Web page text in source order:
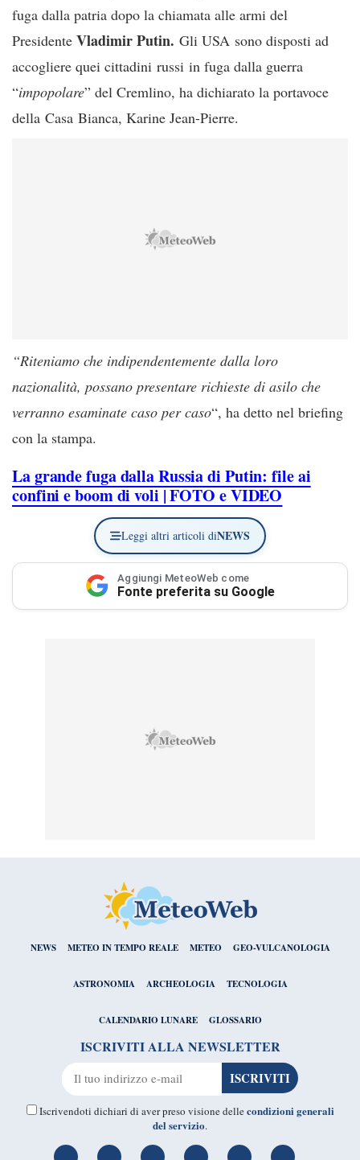
fuga dalla patria dopo la chiamata alle armi del
Presidente Vladimir Putin. Gli USA sono disposti ad
accogliere quei cittadini russi in fuga dalla guerra
“impopolare” del Cremlino, ha dichiarato la portavoce
della Casa Bianca, Karine Jean-Pierre.
“Riteniamo che indipendentemente dalla loro
nazionalità, possano presentare richieste di asilo che
verranno esaminate caso per caso“, ha detto nel briefing
con la stampa.
La grande fuga dalla Russia di Putin: file ai
confini e boom di voli | FOTO e VIDEO
Leggi altri articoli diNEWS
Aggiungi MeteoWeb come
Fonte preferita su Google
NEWS METEO IN TEMPO REALE METEO GEO-VULCANOLOGIA
ASTRONOMIA ARCHEOLOGIA TECNOLOGIA
CALENDARIO LUNARE GLOSSARIO
ISCRIVITI ALLA NEWSLETTER
Iscrivendoti dichiari di aver preso visione dellecondizioni generali
del servizio.